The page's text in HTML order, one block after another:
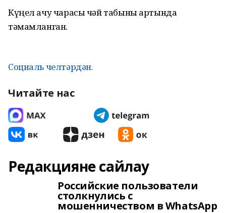
Күңел ачу чарасы чәй табыны артында
тәмамланган.
Социаль челтәрдән.
Читайте нас
Редакцияне сайлау
Российские пользователи
столкнулись с
мошенничеством в WhatsApp